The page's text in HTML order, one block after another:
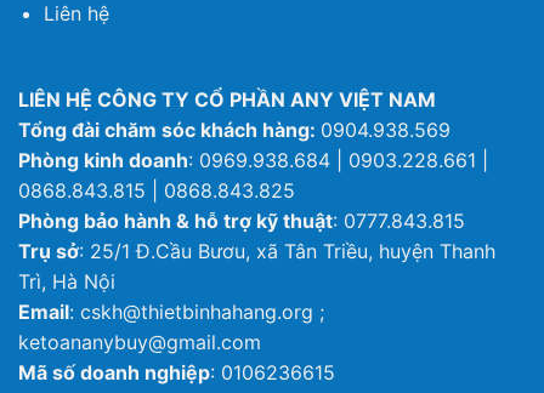
Liên hệ
LIÊN HỆ CÔNG TY CỔ PHẦN ANY VIỆT NAM
Tổng đài chăm sóc khách hàng: 0904.938.569
Phòng kinh doanh: 0969.938.684 | 0903.228.661 |
0868.843.815 | 0868.843.825
Phòng bảo hành & hỗ trợ kỹ thuật: 0777.843.815
Trụ sở: 25/1 Đ.Cầu Bươu, xã Tân Triều, huyện Thanh
Trì, Hà Nội
Email: cskh@thietbinhahang.org ;
ketoananybuy@gmail.com
Mã số doanh nghiệp: 0106236615